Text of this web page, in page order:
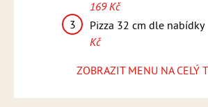
169 Kč
3
Pizza 32 cm dle nabídky
Kč
ZOBRAZIT MENU NA CELÝ